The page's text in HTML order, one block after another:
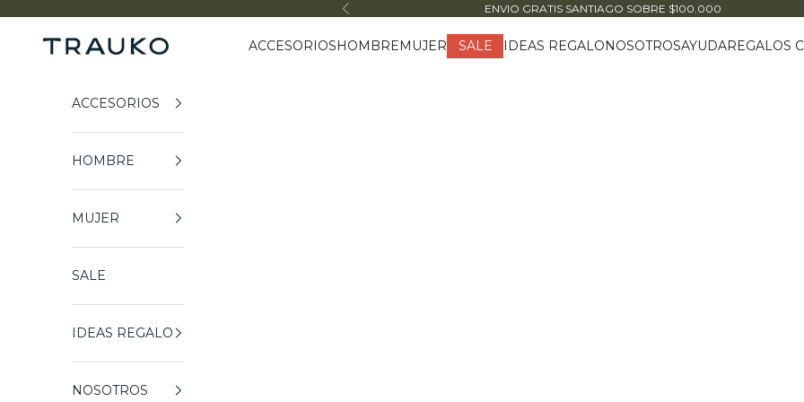
Anterior ENVIO GRATIS SANTIAGO SOBRE $100.000
Trauko ACCESORIOSHOMBREMUJER SALE IDEAS REGALONOSOTROSAYUDAREGALOS
ACCESORIOS
HOMBRE
MUJER
SALE
IDEAS REGALO
NOSOTROS